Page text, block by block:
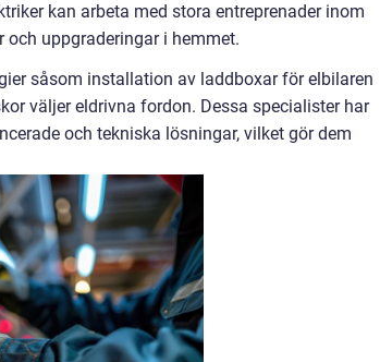
kan arbeta med stora entreprenader inom
uppgraderingar i hemmet.
såsom installation av laddboxar för elbilaren
väljer eldrivna fordon. Dessa specialister har
och tekniska lösningar, vilket gör dem